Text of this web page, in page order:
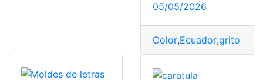
05/05/2026
Color,Ecuador,grito de